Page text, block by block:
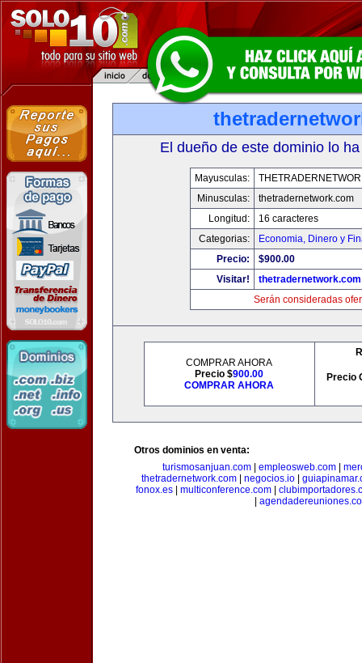
El dueño de este dominio lo
Mayusculas:
Minusculas:
thetradernetwork.com
Longitud:
16 caracteres
Categorias:
Economia, Dinero y
Precio:
$900.00
Visitar!
thetradernetwork.com
Serán consideradas
COMPRAR AHORA
Precio $900.00
COMPRAR AHORA
Precio
Otros dominios en venta:
turismosanjuan.com| empleosweb.com|
thetradernetwork.com
negocios.io
fonox.es| multiconference.com|